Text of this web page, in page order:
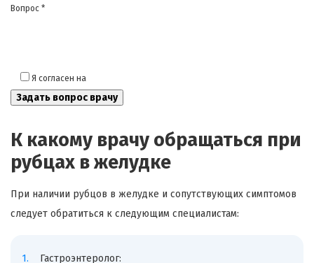
Вопрос *
Я согласен на
К какому врачу обращаться при
рубцах в желудке
При наличии рубцов в желудке и сопутствующих симптомов
следует обратиться к следующим специалистам:
Гастроэнтеролог: